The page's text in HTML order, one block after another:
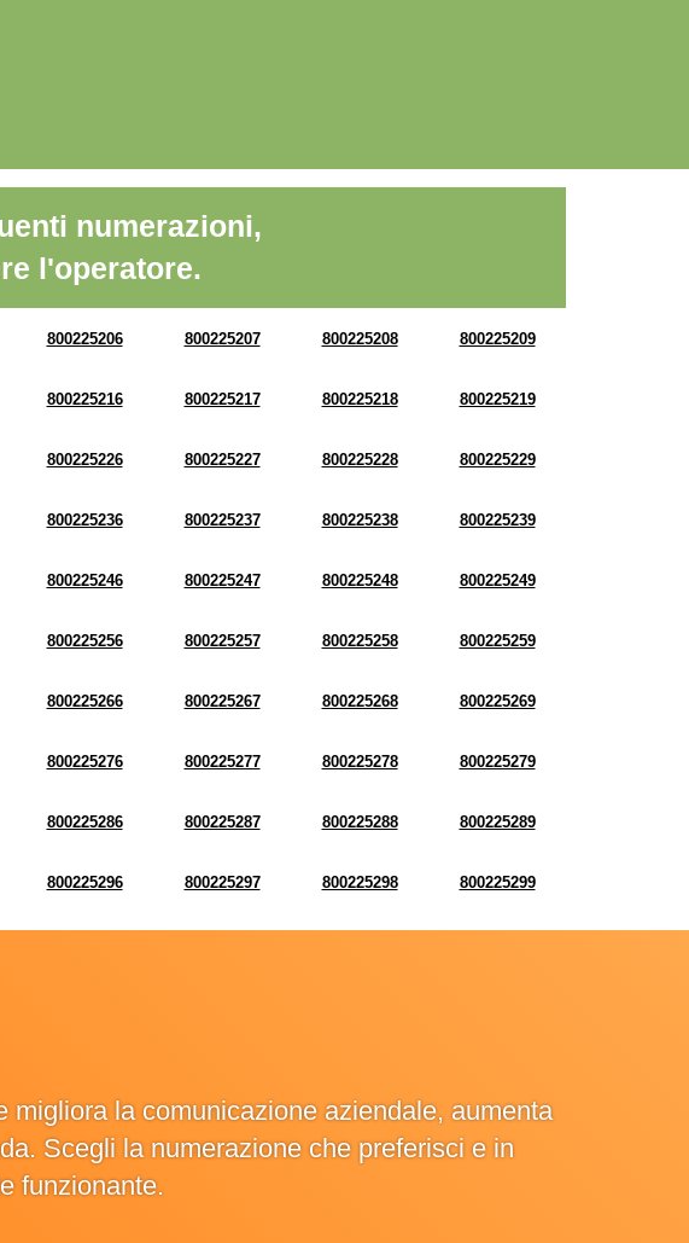
numerazioni,
l'operatore.
800225206 800225207 800225208 800225209
800225216 800225217 800225218 800225219
800225226 800225227 800225228 800225229
800225236 800225237 800225238 800225239
800225246 800225247 800225248 800225249
800225256 800225257 800225258 800225259
800225266 800225267 800225268 800225269
800225276 800225277 800225278 800225279
800225286 800225287 800225288 800225289
800225296 800225297 800225298 800225299
la comunicazione aziendale, aumenta
Scegli la numerazione che preferisci e in
funzionante.